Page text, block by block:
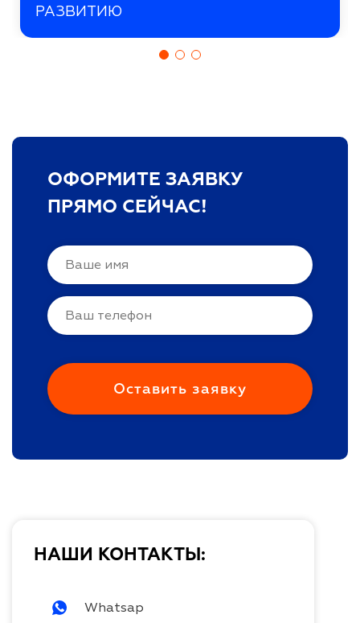
РАЗВИТИЮ
ОФОРМИТЕ ЗАЯВКУ
ПРЯМО СЕЙЧАС!
НАШИ КОНТАКТЫ:
Whatsap